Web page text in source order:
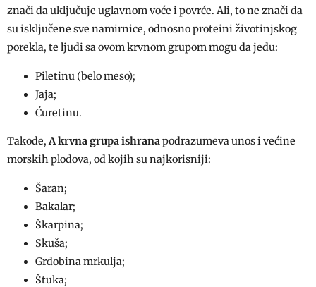
znači da uključuje uglavnom voće i povrće. Ali, to ne znači da
su isključene sve namirnice, odnosno proteini životinjskog
porekla, te ljudi sa ovom krvnom grupom mogu da jedu:
Piletinu (belo meso);
Jaja;
Ćuretinu.
Takođe,A krvna grupa ishranapodrazumeva unos i većine
morskih plodova, od kojih su najkorisniji:
Šaran;
Bakalar;
Škarpina;
Skuša;
Grdobina mrkulja;
Štuka;